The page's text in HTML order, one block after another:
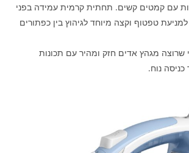
עם קמטים קשים. תחתית קרמית עמידה בפני
טפטוף וקצה מיוחד לגיהוץ בין כפתורים
שרוצה מגהץ אדים חזק ומהיר עם תכונות
נוח.